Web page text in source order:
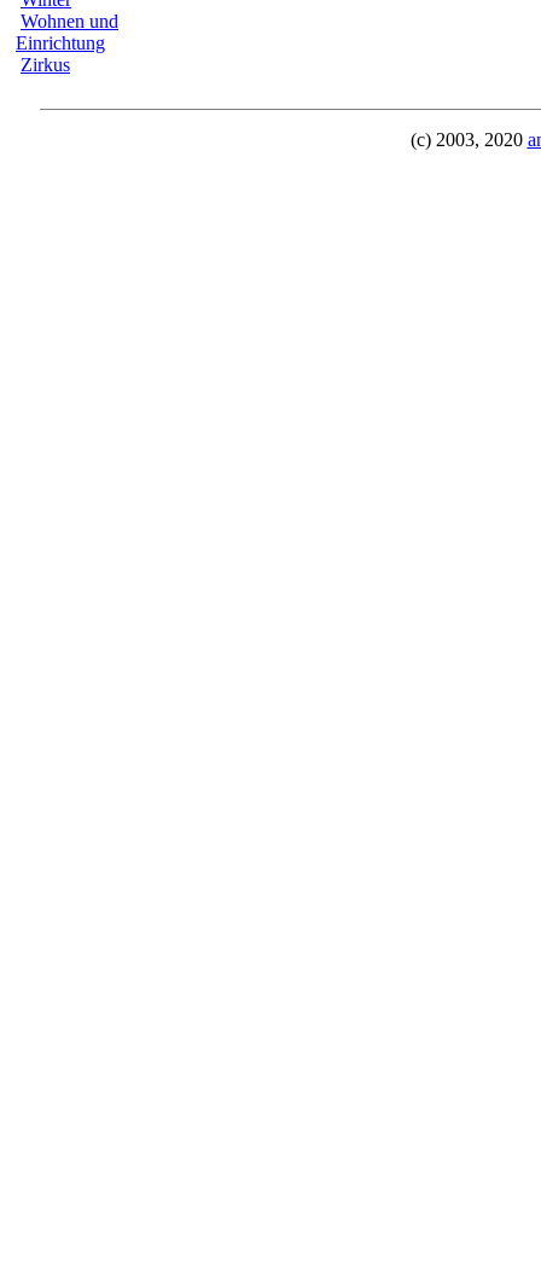
Wohnen und
Einrichtung
Zirkus
(c) 2003, 2020